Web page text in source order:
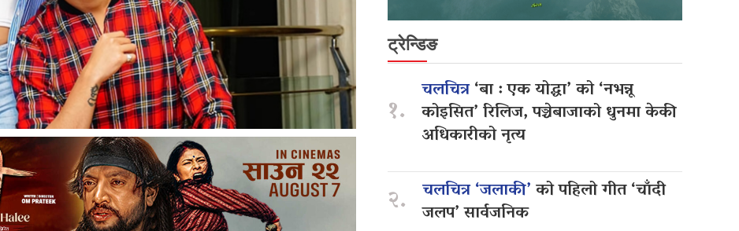
ट्रेन्डिङ
१.
चलचित्र‘बा : एक योद्धा’ को ‘नभन्नू
कोइसित’ रिलिज, पञ्चेबाजाको धुनमा केकी
अधिकारीको नृत्य
२. चलचित्र ‘जलाकी’को पहिलो गीत ‘चाँदी
जलप’ सार्वजनिक